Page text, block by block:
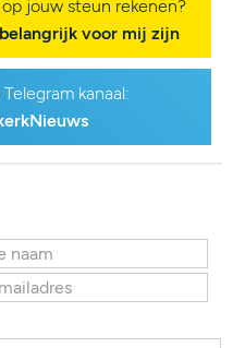
jouw steun rekenen?
voor mij zijn
kanaal: